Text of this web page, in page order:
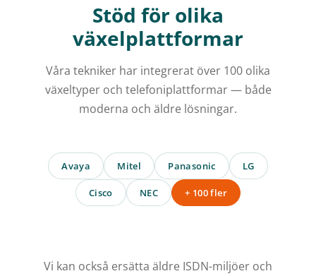
Stöd för olika
växelplattformar
Våra tekniker har integrerat över 100 olika
växeltyper och telefoniplattformar — både
moderna och äldre lösningar.
Avaya Mitel Panasonic LG
Cisco NEC + 100 fler
Vi kan också ersätta äldre ISDN-miljöer och